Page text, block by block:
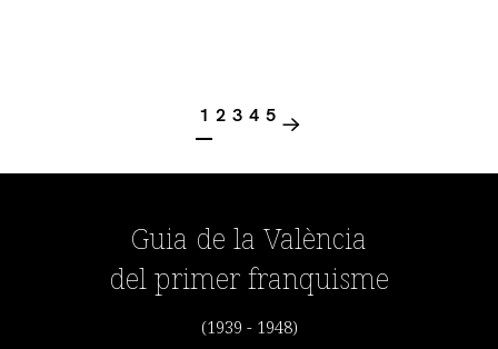
1 2 3 4 5
Guia de la València
del primer franquisme
(1939 - 1948)